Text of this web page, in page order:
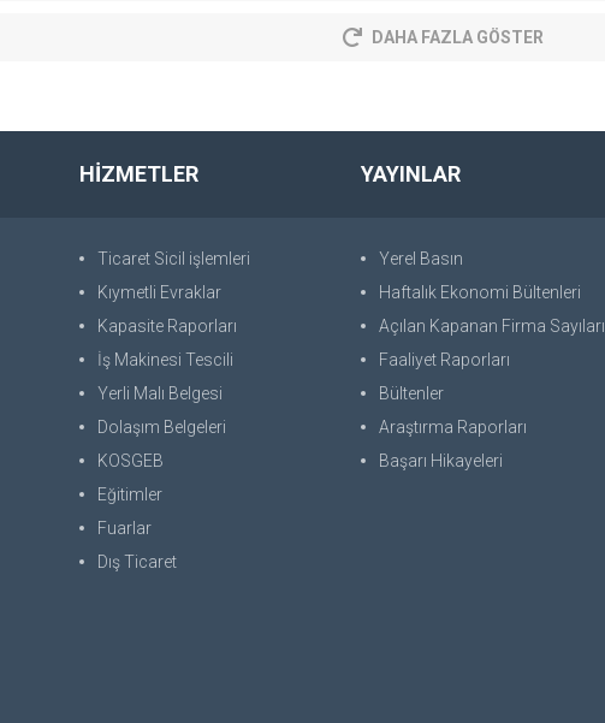
DAHA FAZLA GÖSTER
HİZMETLER
Ticaret Sicil işlemleri
Kıymetli Evraklar
Kapasite Raporları
İş Makinesi Tescili
Yerli Malı Belgesi
Dolaşım Belgeleri
KOSGEB
Eğitimler
Fuarlar
Dış Ticaret
YAYINLAR
Yerel Basın
Haftalık Ekonomi Bültenleri
Açılan Kapanan Firma Sayıları
Faaliyet Raporları
Bültenler
Araştırma Raporları
Başarı Hikayeleri